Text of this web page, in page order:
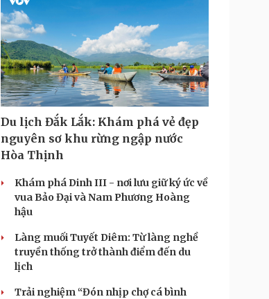
Du lịch Đắk Lắk: Khám phá vẻ đẹp
nguyên sơ khu rừng ngập nước
Hòa Thịnh
Khám phá Dinh III - nơi lưu giữ ký ức về
vua Bảo Đại và Nam Phương Hoàng
hậu
Làng muối Tuyết Diêm: Từ làng nghề
truyền thống trở thành điểm đến du
lịch
Trải nghiệm “Đón nhịp chợ cá bình